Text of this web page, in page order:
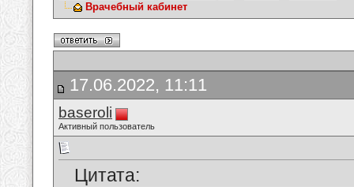
Врачебный кабинет
17.06.2022, 11:11
baseroli
Активный пользователь
Цитата: